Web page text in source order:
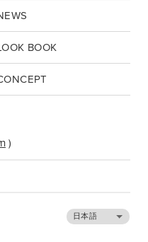
BOOK
)
日本語